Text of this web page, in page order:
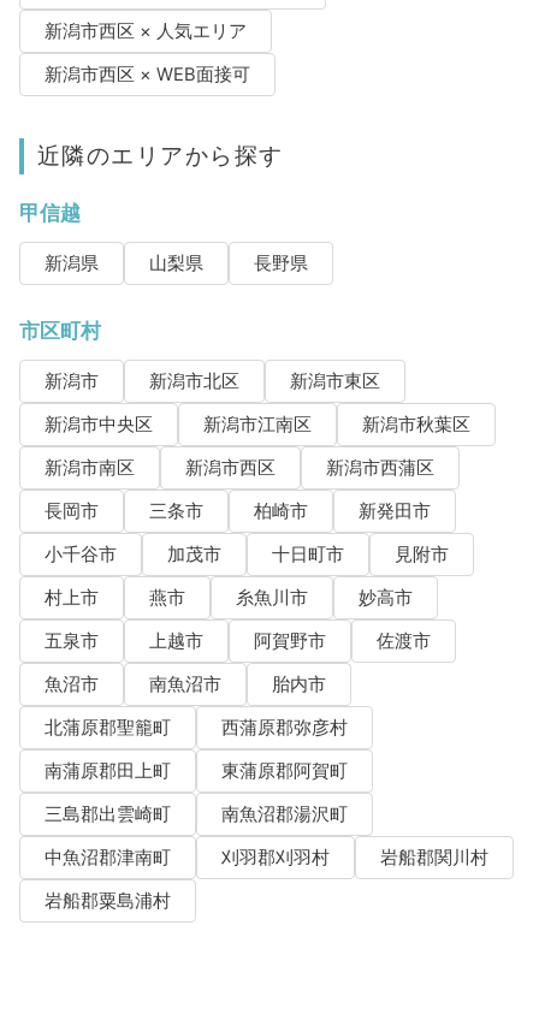
新潟市西区 × 人気エリア
新潟市西区 × WEB面接可
近隣のエリアから探す
甲信越
新潟県 山梨県 長野県
市区町村
新潟市 新潟市北区
新潟市東区
新潟市中央区
新潟市江南区
新潟市秋葉区
新潟市南区
新潟市西区
新潟市西蒲区
長岡市
三条市 柏崎市
新発田市
小千谷市
加茂市 十日町市
見附市
村上市
燕市 糸魚川市
妙高市
五泉市
上越市 阿賀野市
佐渡市
魚沼市
南魚沼市
胎内市
北蒲原郡聖籠町
西蒲原郡弥彦村
南蒲原郡田上町
東蒲原郡阿賀町
三島郡出雲崎町
南魚沼郡湯沢町
中魚沼郡津南町
刈羽郡刈羽村
岩船郡関川村
岩船郡粟島浦村